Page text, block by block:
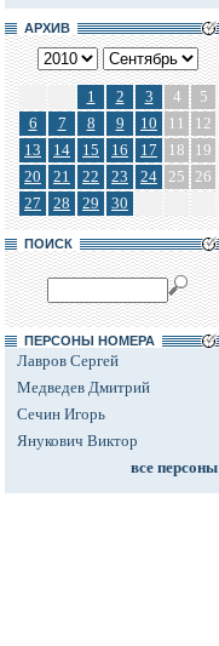
АРХИВ
1 2 3 4
5
6
7 8 9 10 11
12
13
14 15 16 17 18
19
20
21 22 23 24 25 26
27
28 29 30
ПОИСК
ПЕРСОНЫ НОМЕРА
Лавров Сергей
Медведев Дмитрий
Сечин Игорь
Янукович Виктор
все персоны